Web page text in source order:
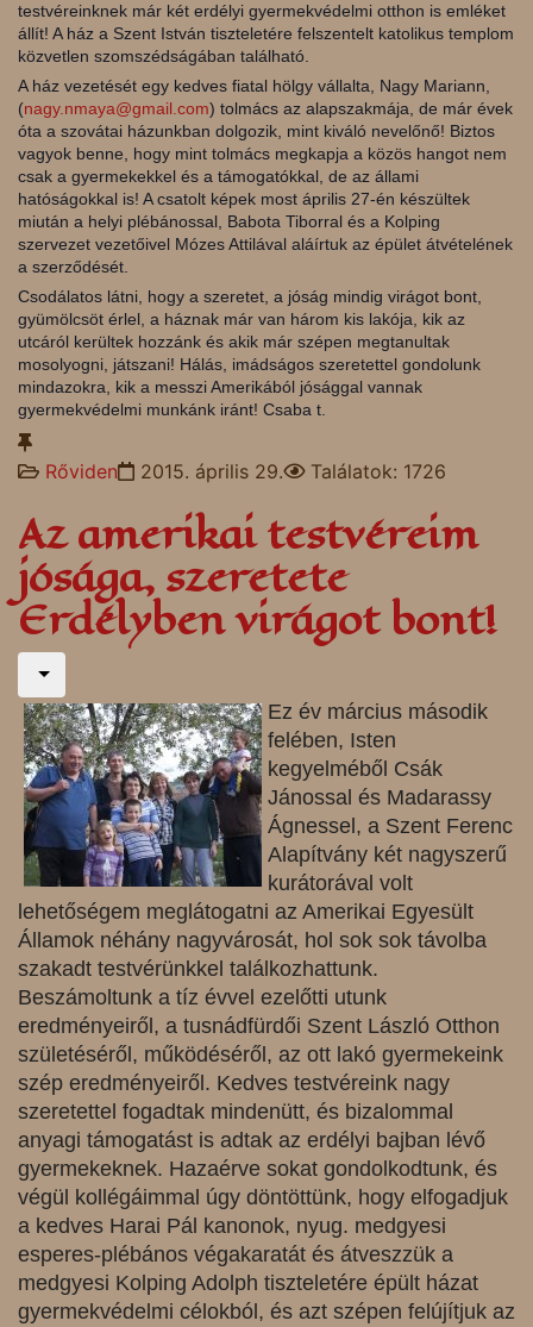
testvéreinknek már két erdélyi gyermekvédelmi otthon is emléket
állít! A ház a Szent István tiszteletére felszentelt katolikus templom
közvetlen szomszédságában található.
A ház vezetését egy kedves fiatal hölgy vállalta, Nagy Mariann,
(nagy.nmaya@gmail.com) tolmács az alapszakmája, de már évek
óta a szovátai házunkban dolgozik, mint kiváló nevelőnő! Biztos
vagyok benne, hogy mint tolmács megkapja a közös hangot nem
csak a gyermekekkel és a támogatókkal, de az állami
hatóságokkal is! A csatolt képek most április 27-én készültek
miután a helyi plébánossal, Babota Tiborral és a Kolping
szervezet vezetőivel Mózes Attilával aláírtuk az épület átvételének
a szerződését.
Csodálatos látni, hogy a szeretet, a jóság mindig virágot bont,
gyümölcsöt érlel, a háznak már van három kis lakója, kik az
utcáról kerültek hozzánk és akik már szépen megtanultak
mosolyogni, játszani! Hálás, imádságos szeretettel gondolunk
mindazokra, kik a messzi Amerikából jósággal vannak
gyermekvédelmi munkánk iránt! Csaba t.
Rőviden 2015. április 29. Találatok: 1726
Az amerikai testvéreim
jósága, szeretete
Erdélyben virágot bont!
Ez év március második
felében, Isten
kegyelméből Csák
Jánossal és Madarassy
Ágnessel, a Szent Ferenc
Alapítvány két nagyszerű
kurátorával volt
lehetőségem meglátogatni az Amerikai Egyesült
Államok néhány nagyvárosát, hol sok sok távolba
szakadt testvérünkkel találkozhattunk.
Beszámoltunk a tíz évvel ezelőtti utunk
eredményeiről, a tusnádfürdői Szent László Otthon
születéséről, működéséről, az ott lakó gyermekeink
szép eredményeiről. Kedves testvéreink nagy
szeretettel fogadtak mindenütt, és bizalommal
anyagi támogatást is adtak az erdélyi bajban lévő
gyermekeknek. Hazaérve sokat gondolkodtunk, és
végül kollégáimmal úgy döntöttünk, hogy elfogadjuk
a kedves Harai Pál kanonok, nyug. medgyesi
esperes-plébános végakaratát és átveszzük a
medgyesi Kolping Adolph tiszteletére épült házat
gyermekvédelmi célokból, és azt szépen felújítjuk az